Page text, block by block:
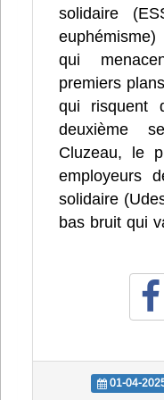
solidaire
qui
premiers
qui risquent
deuxième
Cluzeau, le
employeurs
solidaire
bas bruit qui
01-04-